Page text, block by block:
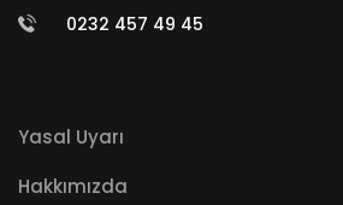
0232 457 49 45
Yasal Uyarı
Hakkımızda